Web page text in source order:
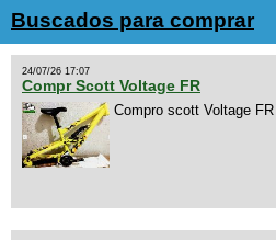
Buscados para comprar
24/07/26 17:07
Compr Scott Voltage FR
Compro scott Voltage FR